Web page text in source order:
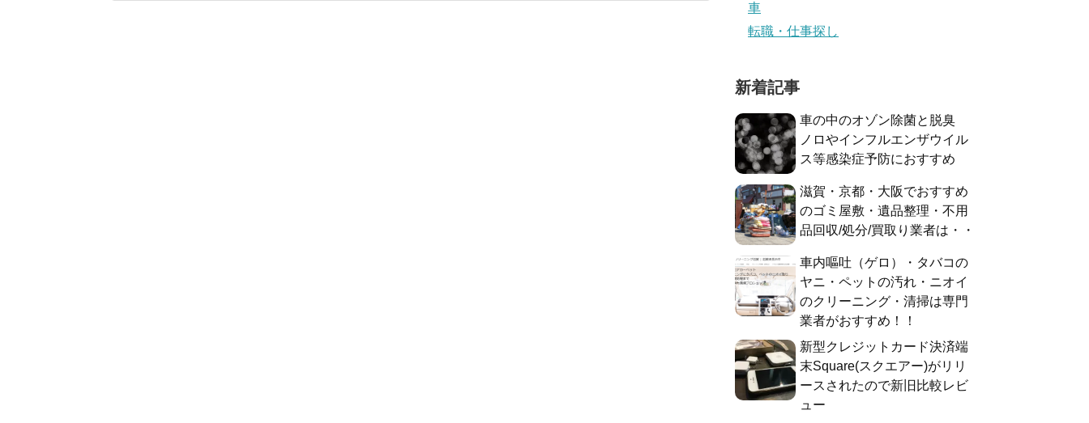
車
転職・仕事探し
新着記事
車の中のオゾン除菌と脱臭
ノロやインフルエンザウイル
ス等感染症予防におすすめ
滋賀・京都・大阪でおすすめ
のゴミ屋敷・遺品整理・不用
品回収/処分/買取り業者は・・
車内嘔吐（ゲロ）・タバコの
ヤニ・ペットの汚れ・ニオイ
のクリーニング・清掃は専門
業者がおすすめ！！
新型クレジットカード決済端
末Square(スクエアー)がリリ
ースされたので新旧比較レビ
ュー